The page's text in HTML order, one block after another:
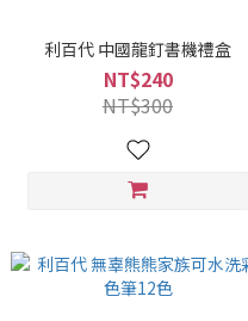
利百代 中國龍釘書機禮盒
NT$240
NT$300